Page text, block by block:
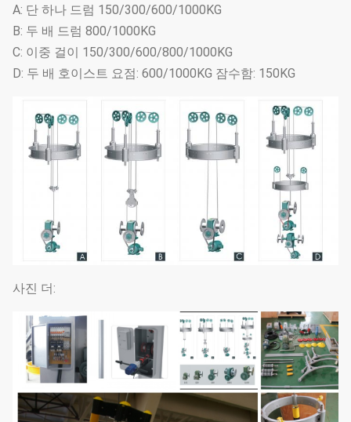
A: 단 하나 드럼 150/300/600/1000KG
B: 두 배 드럼 800/1000KG
C: 이중 걸이 150/300/600/800/1000KG
D: 두 배 호이스트 요점: 600/1000KG 잠수함: 150KG
사진 더: